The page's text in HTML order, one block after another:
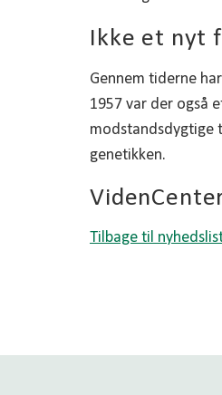
Ikke et nyt
Gennem tiderne
1957 var der også
modstandsdygtige
genetikken.
Tilbage til